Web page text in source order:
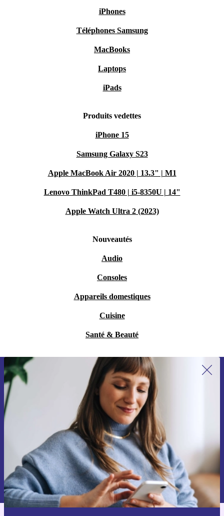
iPhones
Téléphones Samsung
MacBooks
Laptops
iPads
Produits vedettes
iPhone 15
Samsung Galaxy S23
Apple MacBook Air 2020 | 13.3" | M1
Lenovo ThinkPad T480 | i5-8350U | 14"
Apple Watch Ultra 2 (2023)
Nouveautés
Audio
Consoles
Appareils domestiques
Cuisine
Santé & Beauté
Recevoir offres et infos de refurbed
par mail
Ne manquez plus aucune offre.
S'inscrire
Retrouvez les informations sur l'utilisation des données personnelles
dans notre
politique de confidentialité.